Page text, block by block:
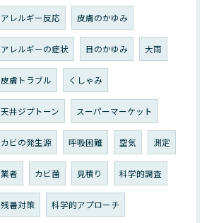
アレルギー反応 皮膚のかゆみ
アレルギーの症状 目のかゆみ 大雨
皮膚トラブル くしゃみ
天井ジプトーン スーパーマーケット
カビの発生源 呼吸困難 空気 測定
業者 カビ菌 見積り 科学的調査
残暑対策 科学的アプローチ